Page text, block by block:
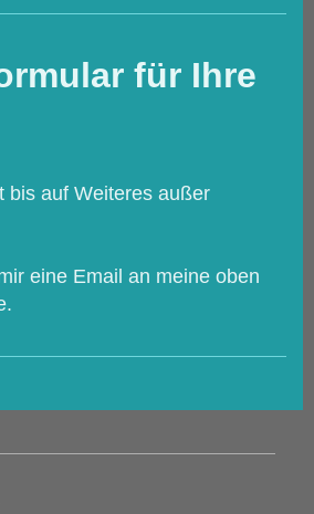
für Ihre
bis auf Weiteres außer
eine Email an meine oben